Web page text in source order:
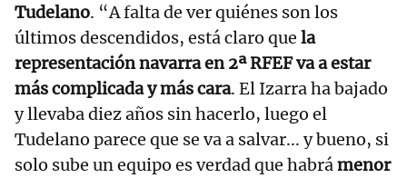
Tudelano. “A falta de ver quiénes son los
últimos descendidos, está claro que la
representación navarra en 2ª RFEF va a estar
más complicada y más cara. El Izarra ha bajado
y llevaba diez años sin hacerlo, luego el
Tudelano parece que se va a salvar... y bueno, si
solo sube un equipo es verdad que habrámenor